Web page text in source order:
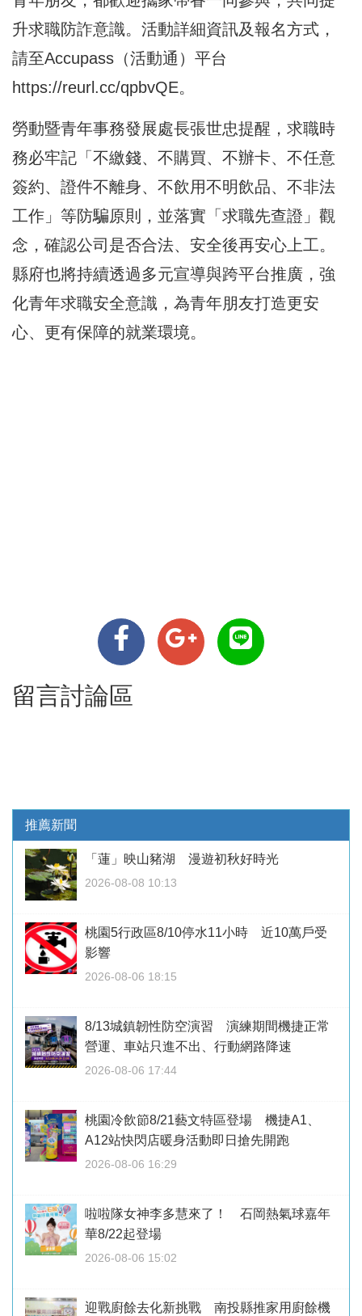
升求職防詐意識。活動詳細資訊及報名方式，
請至Accupass（活動通）平台
https://reurl.cc/qpbvQE。
勞動暨青年事務發展處長張世忠提醒，求職時
務必牢記「不繳錢、不購買、不辦卡、不任意
簽約、證件不離身、不飲用不明飲品、不非法
工作」等防騙原則，並落實「求職先查證」觀
念，確認公司是否合法、安全後再安心上工。
縣府也將持續透過多元宣導與跨平台推廣，強
化青年求職安全意識，為青年朋友打造更安
心、更有保障的就業環境。
留言討論區
推薦新聞
「蓮」映山豬湖 漫遊初秋好時光
2026-08-08 10:13
桃園5行政區8/10停水11小時 近10萬戶受
影響
2026-08-06 18:15
8/13城鎮韌性防空演習 演練期間機捷正常
營運、車站只進不出、行動網路降速
2026-08-06 17:44
桃園冷飲節8/21藝文特區登場 機捷A1、
A12站快閃店暖身活動即日搶先開跑
2026-08-06 16:29
啦啦隊女神李多慧來了！ 石岡熱氣球嘉年
華8/22起登場
2026-08-06 15:02
迎戰廚餘去化新挑戰 南投縣推家用廚餘機